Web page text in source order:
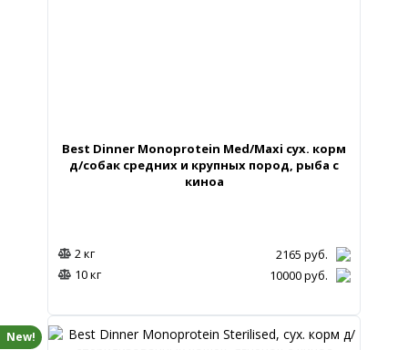
Best Dinner Monoprotein Med/Maxi сух. корм
д/собак средних и крупных пород, рыба с
киноа
2 кг 2165 руб.
10 кг
10000руб.
New!